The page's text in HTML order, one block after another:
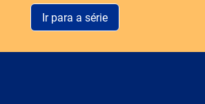
Ir para a série